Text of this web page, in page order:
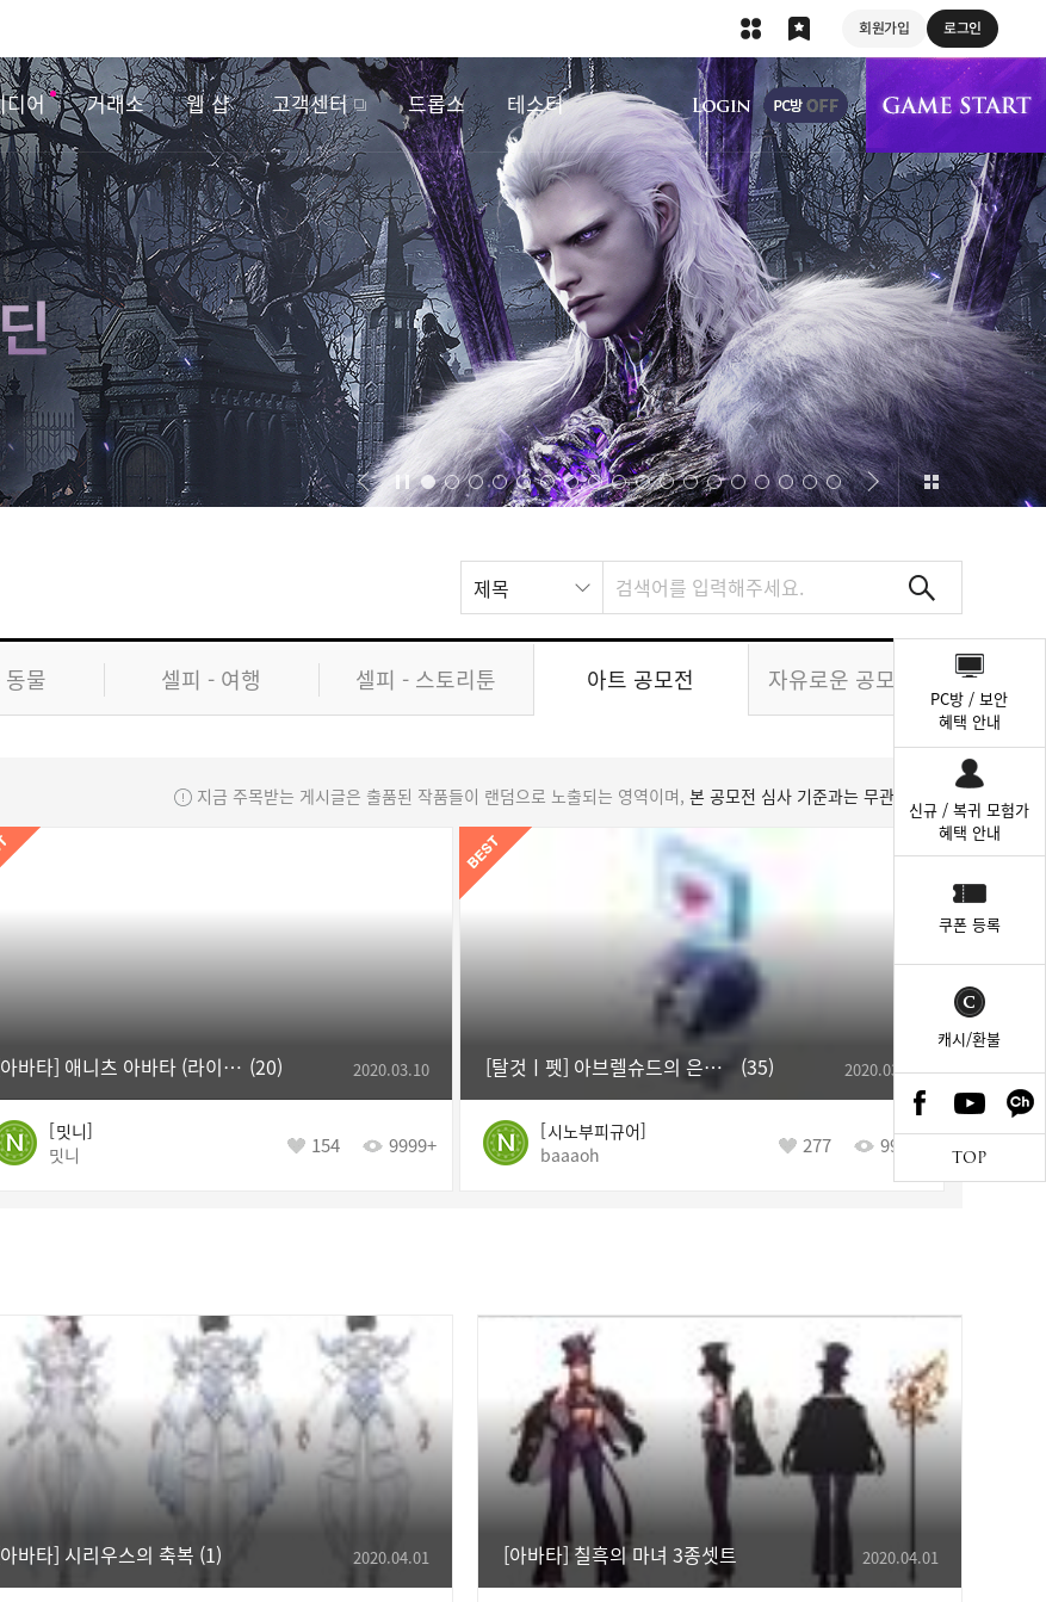
회원가입 로그인
디어 거래소 웹 샵 고객센터 드롭스 테스터
상단 메뉴
리
스
트
색
제목
물 셀피 - 여행 셀피 - 스토리툰 아트 공모전 자유로운 공모 의견
지금 주목받는 게시글은 출품된 작품들이 랜덤으로 노출되는 영역이며, 본 공모전 심사 기준과는 무관
[아바타] 애니츠 아바타 (라이더) 20
밋니
밋니
154 9999+
2020.03.10 [탈것ㅣ펫] 아브렐슈드의 은밀한 애정 35
시노부피규어
baaaoh
277 9999+
2020.03.20
바타] 시리우스의 축복 1 2020.04.01 [아바타] 칠흑의 마녀 3종셋트 2020.04.01
PC방 / 보안
혜택 안내
신규 / 복귀 모험가
혜택 안내
쿠폰 등록
캐시/환불
TOP